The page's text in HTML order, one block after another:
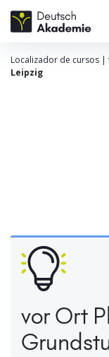
Localizador de cursos |
Leipzig
vor Ort